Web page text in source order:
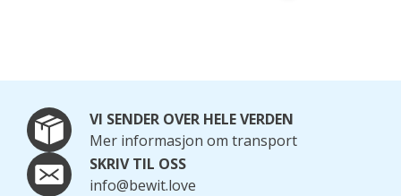
VI SENDER OVER HELE VERDEN
Mer informasjon om transport
SKRIV TIL OSS
info@bewit.love